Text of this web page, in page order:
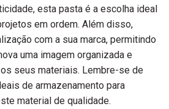
esta pasta é a escolha ideal
em ordem. Além disso,
com a sua marca, permitindo
uma imagem organizada e
seus materiais. Lembre-se de
de armazenamento para
material de qualidade.